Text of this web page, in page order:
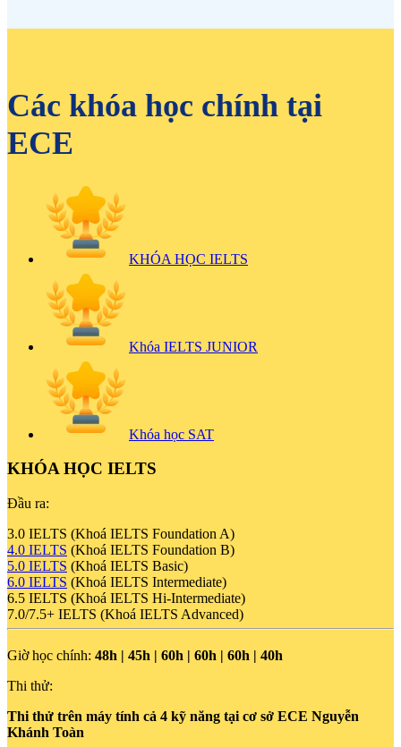
Các khóa học chính tại
ECE
KHÓA HỌC IELTS
Khóa IELTS JUNIOR
Khóa học SAT
KHÓA HỌC IELTS
Đầu ra:
3.0 IELTS (Khoá IELTS Foundation A)
4.0 IELTS (Khoá IELTS Foundation B)
5.0 IELTS (Khoá IELTS Basic)
6.0 IELTS (Khoá IELTS Intermediate)
6.5 IELTS (Khoá IELTS Hi-Intermediate)
7.0/7.5+ IELTS (Khoá IELTS Advanced)
Giờ học chính: 48h | 45h | 60h | 60h | 60h | 40h
Thi thử:
Thi thử trên máy tính cả 4 kỹ năng tại cơ sở ECE Nguyễn
Khánh Toàn